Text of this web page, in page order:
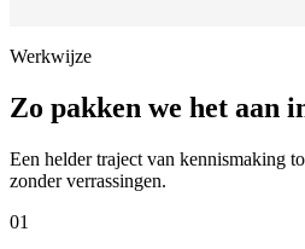
Werkwijze
Zo pakken we het aan
Een helder traject van kennismaking
zonder verrassingen.
01